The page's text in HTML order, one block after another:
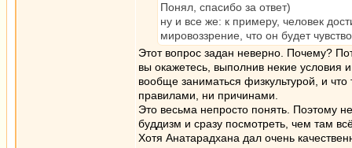
Понял, спасибо за ответ)
ну и все же: к примеру, человек
мировоззрение, что он будет
Этот вопрос задан неверно. Почему?
вы окажетесь, выполнив некие условия
вообще заниматься физкультурой, и
правилами, ни причинами.
Это весьма непросто понять. Поэтому
буддизм и сразу посмотреть, чем там
Хотя Анатарадхана дал очень